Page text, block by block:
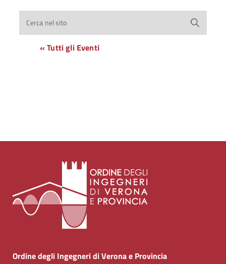
Cerca nel sito
« Tutti gli Eventi
Ordine degli Ingegneri di Verona e Provincia